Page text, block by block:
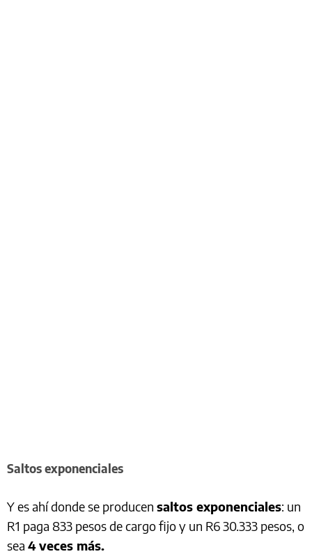
Saltos exponenciales
Y es ahí donde se producen saltos exponenciales: un
R1 paga 833 pesos de cargo fijo y un R6 30.333 pesos, o
sea 4 veces más.